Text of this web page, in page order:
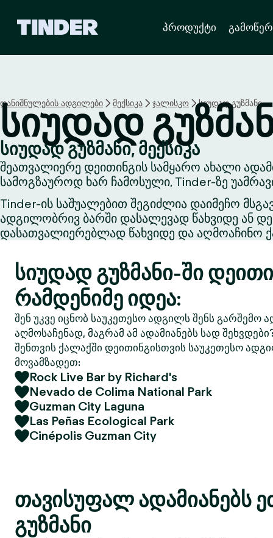
H
o
m
e
პროდუქტი
დანიშნულების ადგილები მექსიკა ჯალისკო სიუდად გუზმანი
სიუდად
სიუდად გუზმანი, მექსიკა
შეათვალიერე დეითინგის სამყარო ახალი
სამოგზაუროდ ხარ ჩამოსული, Tinder-ზე
Tinder-ის საშუალებით შეგიძლია დაიმეჩო
ადგილობრივ ბარში დასალევად წახვიდე ან
დასათვალიერებლად წახვიდე და აღმოაჩინო
სიუდად გუზმანი-ში
რამდენიმე იდეა:
შენ უკვე იცნობ საუკეთესო ადგილს შენს გარშემო
აღმოსაჩენად, მაგრამ ამ ადამიანებს სად
შენთვის ქალაქში დეითინგისთვის საუკეთესო
მოვამზადეთ:
Rock Live Bar by Richard's
Nevado de Colima National Park
Guzman City Laguna
Las Peñas Ecological Park
Cinépolis Guzman City
თავისუფალ ადამიანებს
გუზმანი